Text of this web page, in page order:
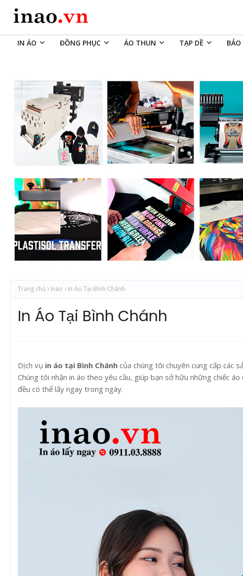
IN ÁO ĐỒNG PHỤC ÁO THUN TẠP DỀ
Trang chủ inao In Áo Tại Bình Chánh
In Áo Tại Bình Chánh
Dịch vụ in áo tại Bình Chánh của chúng tôi chuyên cung cấp các
Chúng tôi nhận in áo theo yêu cầu, giúp bạn sở hữu những chiếc
đều có thể lấy ngay trong ngày.